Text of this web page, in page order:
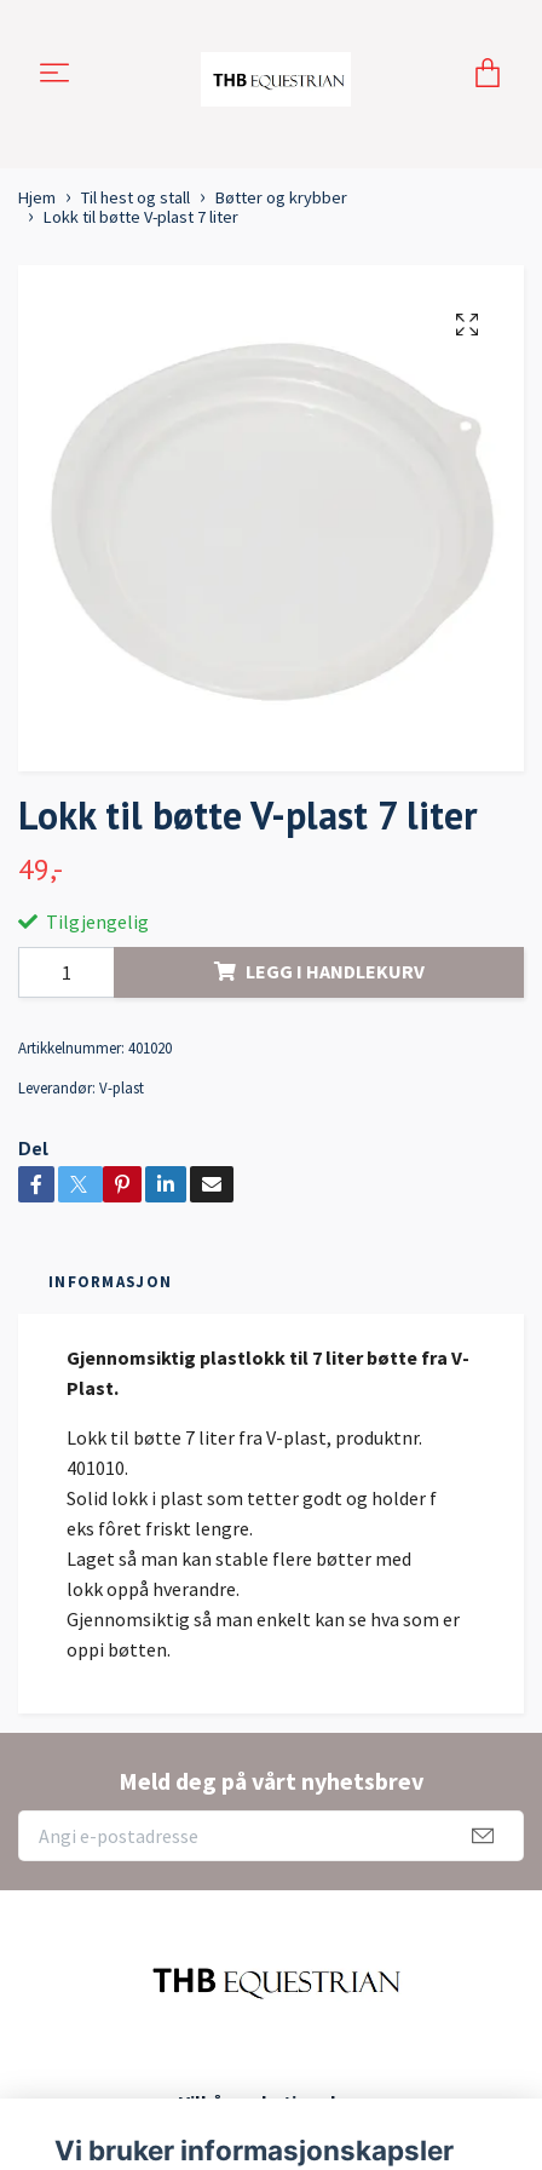
Hjem Til hest og stall
Bøtter og krybber
Lokk til bøtte V-plast 7 liter
Lokk til bøtte V-plast 7 liter
49,-
Tilgjengelig
LEGG I HANDLEKURV
Artikkelnummer: 401020
Leverandør: V-plast
Del
INFORMASJON
Gjennomsiktig plastlokk til 7 liter bøtte fra V-
Plast.
Lokk til bøtte 7 liter fra V-plast, produktnr.
401010.
Solid lokk i plast som tetter godt og holder f
eks fôret friskt lengre.
Laget så man kan stable flere bøtter med
lokk oppå hverandre.
Gjennomsiktig så man enkelt kan se hva som er
oppi bøtten.
Meld deg på vårt nyhetsbrev
Vilkår og betingelser
Kontakt
Vi bruker informasjonskapsler